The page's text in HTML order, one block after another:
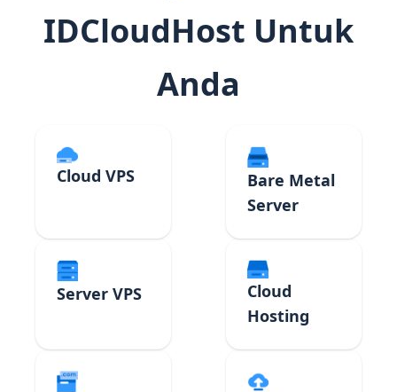
IDCloudHost Untuk
Anda
Cloud VPS
Bare Metal
Server
Server VPS
Cloud
Hosting